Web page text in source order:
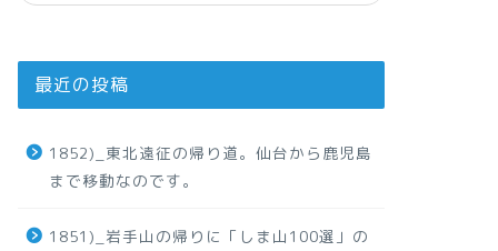
最近の投稿
1852)_東北遠征の帰り道。仙台から鹿児島
まで移動なのです。
1851)_岩手山の帰りに「しま山100選」の